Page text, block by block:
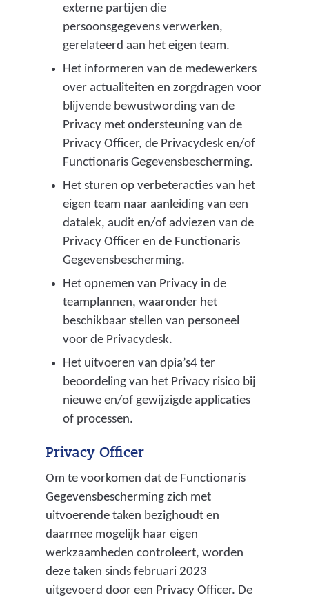
externe partijen die
persoonsgegevens verwerken,
gerelateerd aan het eigen team.
Het informeren van de medewerkers
over actualiteiten en zorgdragen voor
blijvende bewustwording van de
Privacy met ondersteuning van de
Privacy Officer, de Privacydesk en/of
Functionaris Gegevensbescherming.
Het sturen op verbeteracties van het
eigen team naar aanleiding van een
datalek, audit en/of adviezen van de
Privacy Officer en de Functionaris
Gegevensbescherming.
Het opnemen van Privacy in de
teamplannen, waaronder het
beschikbaar stellen van personeel
voor de Privacydesk.
Het uitvoeren van dpia’s4 ter
beoordeling van het Privacy risico bij
nieuwe en/of gewijzigde applicaties
of processen.
Privacy Officer
Om te voorkomen dat de Functionaris
Gegevensbescherming zich met
uitvoerende taken bezighoudt en
daarmee mogelijk haar eigen
werkzaamheden controleert, worden
deze taken sinds februari 2023
uitgevoerd door een Privacy Officer. De